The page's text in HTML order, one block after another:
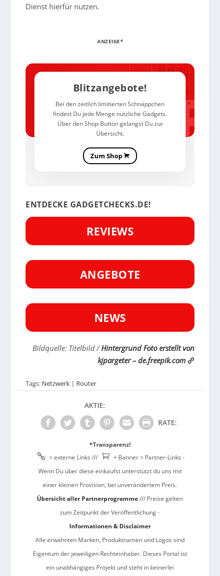
Dienst hierfür nutzen.
ANZEIGE*
Blitzangebote!
Bei den zeitlich limitierten Schnäppchen
findest Du jede Menge nützliche Gadgets.
Über den Shop-Button gelangst Du zur
Übersicht.
Zum Shop
ENTDECKE GADGETCHECKS.DE!
REVIEWS
ANGEBOTE
NEWS
Bildquelle: Titelbild /Hintergrund Foto erstellt von
kjpargeter – de.freepik.com
Tags: Netzwerk | Router
AKTIE:
RATE:
*Transparenz!
 = externe Links ///  + Banner = Partner-Links -
Wenn Du über diese einkaufst unterstützt du uns mit
einer kleinen Provision, bei unverändertem Preis.
Übersicht aller Partnerprogramme/// Preise gelten
zum Zeitpunkt der Veröffentlichung -
Informationen & Disclaimer
Alle erwähnten Marken, Produktnamen und Logos sind
Eigentum der jeweiligen Rechteinhaber. Dieses Portal ist
ein unabhängiges Projekt und steht in keinerlei